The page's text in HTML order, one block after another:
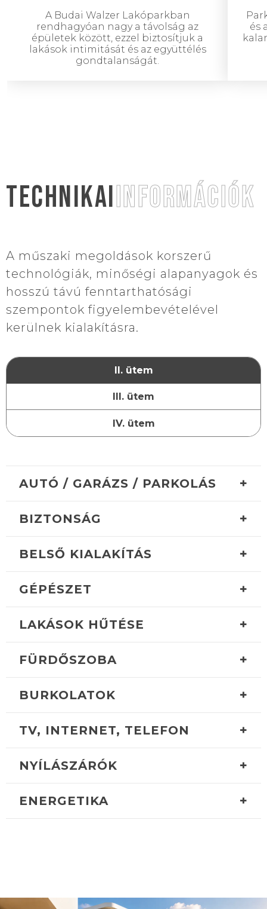
A Budai Walzer Lakóparkban
rendhagyóan nagy a távolság az
épületek között, ezzel biztosítjuk a
lakások intimitását és az együttélés
gondtalanságát.
és
TECHNIKAIINFORMÁCIÓK
A műszaki megoldások korszerű
technológiák, minőségi alapanyagok és
hosszú távú fenntarthatósági
szempontok figyelembevételével
kerülnek kialakításra.
II. ütem
III. ütem
IV. ütem
AUTÓ / GARÁZS / PARKOLÁS +
BIZTONSÁG +
BELSŐ KIALAKÍTÁS +
GÉPÉSZET +
LAKÁSOK HŰTÉSE +
FÜRDŐSZOBA +
BURKOLATOK +
TV, INTERNET, TELEFON +
NYÍLÁSZÁRÓK +
ENERGETIKA +